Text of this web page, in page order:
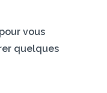
vous
quelques